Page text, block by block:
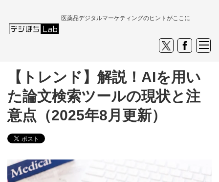
医薬品デジタルマーケティングのヒントがここに
【トレンド】解説！AIを用い
た論文検索ツールの現状と注
意点（2025年8月更新）